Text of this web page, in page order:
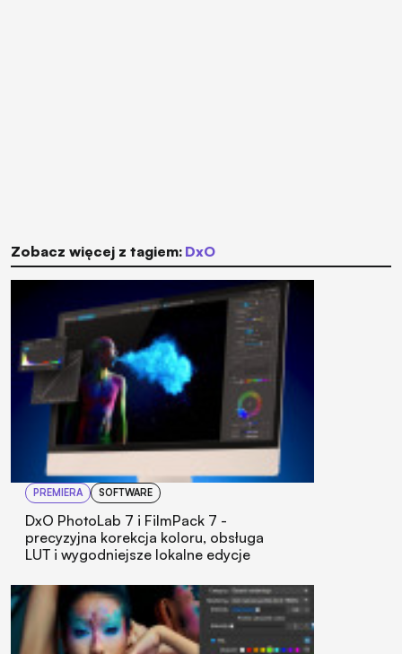
Zobacz więcej z tagiem: DxO
PREMIERA SOFTWARE
DxO PhotoLab 7 i FilmPack 7 -
precyzyjna korekcja koloru, obsługa
LUT i wygodniejsze lokalne edycje